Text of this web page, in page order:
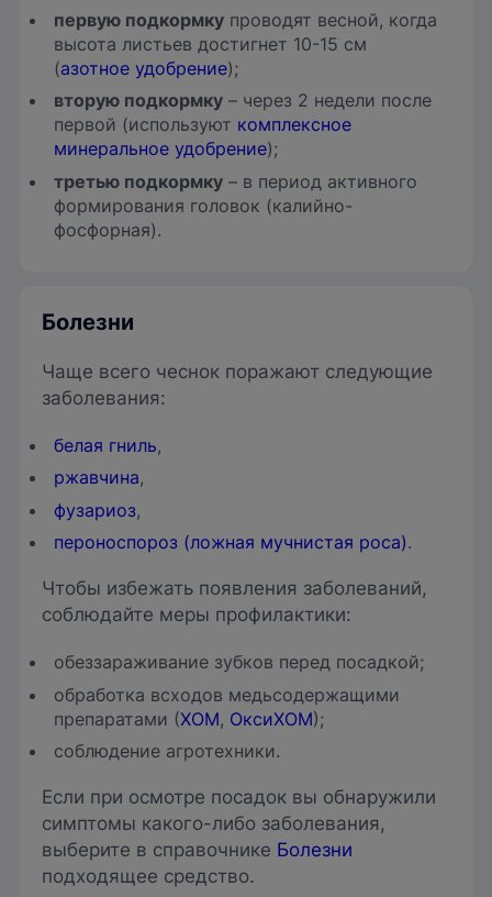
первую подкормку проводят весной, когда
высота листьев достигнет 10-15 см
(азотное удобрение);
вторую подкормку – через 2 недели после
первой (используют комплексное
минеральное удобрение);
третью подкормку – в период активного
формирования головок (калийно-
фосфорная).
Болезни
Чаще всего чеснок поражают следующие
заболевания:
белая гниль,
ржавчина,
фузариоз,
пероноспороз (ложная мучнистая роса).
Чтобы избежать появления заболеваний,
соблюдайте меры профилактики:
обеззараживание зубков перед посадкой;
обработка всходов медьсодержащими
препаратами (ХОМ, ОксиХОМ);
соблюдение агротехники.
Если при осмотре посадок вы обнаружили
симптомы какого-либо заболевания,
выберите в справочнике Болезни
подходящее средство.